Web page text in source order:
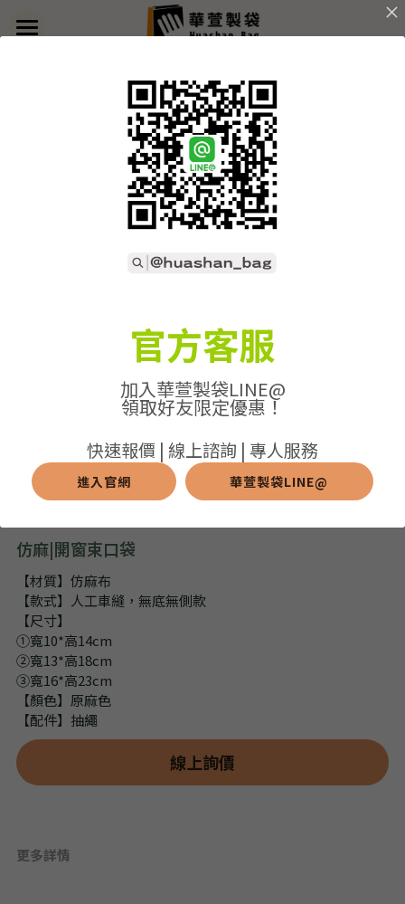
➢全款式總覽
➢束口袋
➢保溫保冷袋
➢潛水布袋
➢杯袋/餐具袋
➢野餐墊
➢尼龍&牛津布袋
➢毛氈布袋
➢編織袋
➢針織袋
➢水洗牛皮紙袋
➢布料/印刷/配件
➢布料介紹
➢印刷介紹
➢配件介紹
➢打樣和樣品
➢刀模下載
➢常見Q&A
繁體中文
繁體中文
LINE@客服
仿麻|開窗束口袋
【材質】仿麻布
【款式】人工車縫，無底無側款
【尺寸】
①寬10*高14cm
②寬13*高18cm
③寬16*高23cm
【顏色】原麻色
【配件】抽繩
線上詢價
更多詳情
×
部落格分類
官方客服
加入華萱製袋LINE@
領取好友限定優惠！
快速報價 | 線上諮詢 | 專人服務
進入官網 華萱製袋LINE@